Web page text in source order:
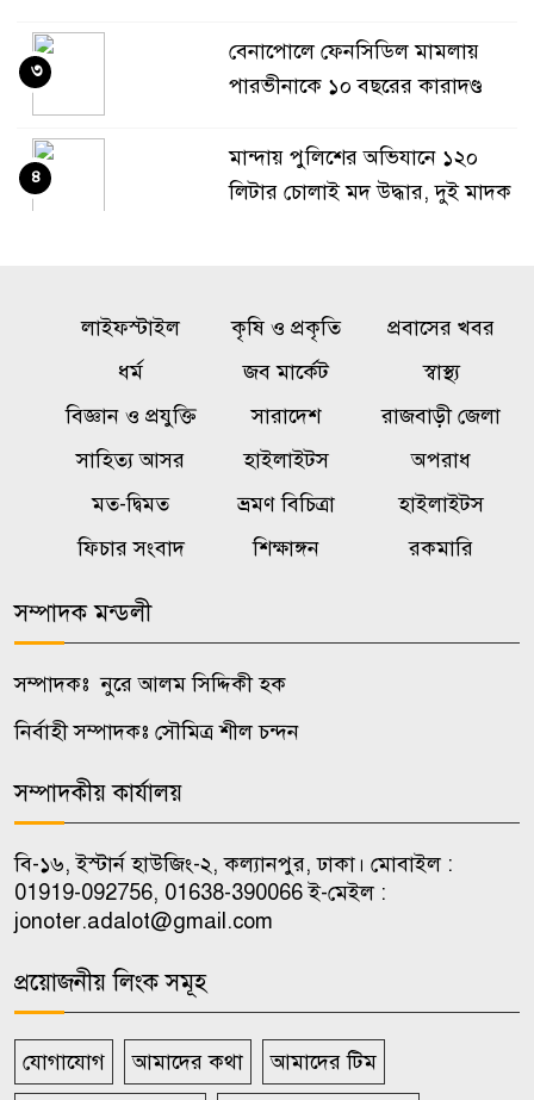
বেনাপোলে ফেনসিডিল মামলায়
পারভীনাকে ১০ বছরের কারাদণ্ড
৩
মান্দায় পুলিশের অভিযানে ১২০
লিটার চোলাই মদ উদ্ধার, দুই মাদক
৪
জামায়াত নেতা বহিষ্কার
১০ তলা থেকে পড়ে গর্ভবতী নারীর
মৃত্যু, অলৌকিকভাবে বেঁচে গেল
অনাগত শিশু!
রাষ্ট্রবিরোধী গোপন তৎপরতায়
অস্ট্রেলিয়ার সাথে বাণিজ্য, বিনিয়োগ
গুরুত্বারোপ
৮
চেয়ে রুল
৯
লাইফস্টাইল কৃষি ও প্রকৃতি
প্রবাসের খবর
ধর্ম
জব মার্কেট
স্বাস্থ্য
বিজ্ঞান ও প্রযুক্তি
সারাদেশ
রাজবাড়ী জেলা
সাহিত্য আসর
হাইলাইটস
অপরাধ
মত-দ্বিমত
ভ্রমণ বিচিত্রা
হাইলাইটস
ফিচার সংবাদ
শিক্ষাঙ্গন রকমারি
সম্পাদক মন্ডলী
সম্পাদকঃ নুরে আলম সিদ্দিকী হক
নির্বাহী সম্পাদকঃ সৌমিত্র শীল চন্দন
সম্পাদকীয় কার্যালয়
বি-১৬, ইস্টার্ন হাউজিং-২, কল্যানপুর, ঢাকা। মোবাইল :
01919-092756, 01638-390066 ই-মেইল :
jonoter.adalot@gmail.com
প্রয়োজনীয় লিংক সমূহ
যোগাযোগ আমাদের কথা আমাদের টিম